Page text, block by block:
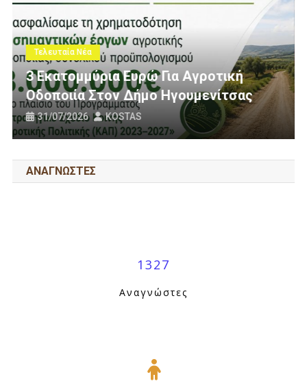
Τελευταία Νέα
Πολίτες Θεσπρωτίας Ενάντια Στις
Ανεμογεννήτριες: Ποιον Ενοχλούν
Πανό Μας;
25/07/2026 KOSTAS
ΑΝΑΓΝΩΣΤΕΣ
1327
Αναγνώστες